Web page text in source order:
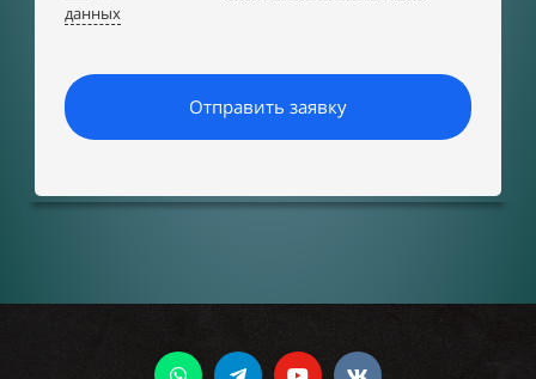
данных
Отправить заявку